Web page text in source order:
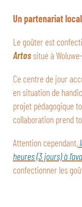
Un partenariat local
Le goûter est
Artos situé à
Ce centre de jour
en situation de
projet pédagogique
collaboration prend
Attention cependant,
heures (3 jours) à
confectionner les